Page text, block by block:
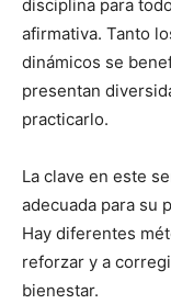
disciplina para
afirmativa. Tanto
dinámicos se
presentan
practicarlo.
La clave en este
adecuada para su
Hay diferentes
reforzar y a
bienestar.